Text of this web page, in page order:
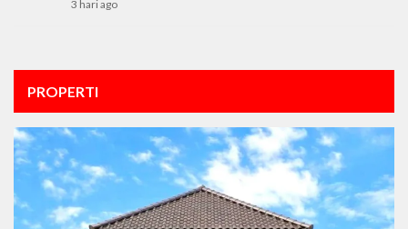
3 hari ago
PROPERTI